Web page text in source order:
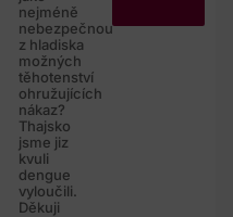
nejméně
nebezpečnou
z hladiska
možných
těhotenství
ohružujících
nákaz?
Thajsko
jsme jiz
kvuli
dengue
vyloučili.
Děkuji